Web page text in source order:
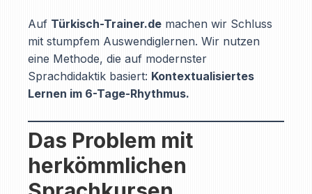
Auf Türkisch-Trainer.de machen wir Schluss
mit stumpfem Auswendiglernen. Wir nutzen
eine Methode, die auf modernster
Sprachdidaktik basiert: Kontextualisiertes
Lernen im 6-Tage-Rhythmus.
Das Problem mit
herkömmlichen